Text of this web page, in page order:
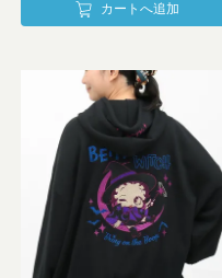
カートへ追加